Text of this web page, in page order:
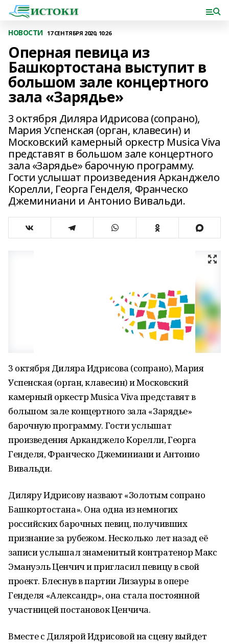
НОВОСТИ 17 СЕНТЯБРЯ 2020, 10:26
Оперная певица из
Башкортостана выступит в
большом зале концертного
зала «Зарядье»
3 октября Диляра Идрисова (сопрано),
Мария Успенская (орган, клавесин) и
Московский камерный оркестр Musica Viva
представят в большом зале концертного
зала «Зарядье» барочную программу.
Гости услышат произведения Арканджело
Корелли, Георга Генделя, Франческо
Джеминиани и Антонио Вивальди.
3 октября Диляра Идрисова (сопрано), Мария
Успенская (орган, клавесин) и Московский
камерный оркестр Musica Viva представят в
большом зале концертного зала «Зарядье»
барочную программу. Гости услышат
произведения Арканджело Корелли, Георга
Генделя, Франческо Джеминиани и Антонио
Вивальди.
Диляру Идрисову назвают «Золотым сопрано
Башкортостана». Она одна из немногих
российских барочных певиц, получивших
признание за рубежом. Несколько лет назад её
записи услышал знаменитый контратенор Макс
Эмануэль Ценчич и пригласил певицу в свой
проект. Блеснув в партии Лизауры в опере
Генделя «Александр», она стала постоянной
участницей постановок Ценчича.
Вместе с Дилярой Идрисовой на сцену выйдет